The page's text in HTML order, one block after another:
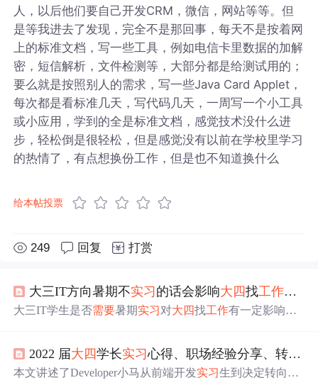
人，以后他们要自己开发CRM，微信，网站等等。但
是等我进去了发现，完全不是那回事，每天不是按着网
上的标准文档，写一些工具，例如电信卡里数据的加解
密，短信解析，文件检测等，大部分都是给测试用的；
要么就是按照别人的需求，写一些Java Card Applet，
每次都是看标准几天，写代码几天，一周写一个小工具
或小应用，学到的全是标准文档，感觉技术没什么进
步，轻松倒是很轻松，但是感觉没有以前在学校里学习
的热情了，有点想换份工作，但是也不知道换什么
给本帖投票
249 回复 打赏
大三IT方向暑期不实习的话会影响大四找工作吗？
大三IT学生是否需要暑期实习对大四找工作有一定影响。
指导中心、实习平台、大厂官网或内推等方式寻找实习机
会。
2022 届大四学长实习心得、职场经验分享、转型思考
本文讲述了Developer小马从前端开发实习生到决定转向项